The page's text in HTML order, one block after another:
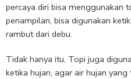
percaya diri bisa menggunakan
penampilan, bisa digunakan
rambut dari debu.
Tidak hanya itu, Topi juga
ketika hujan, agar air hujan